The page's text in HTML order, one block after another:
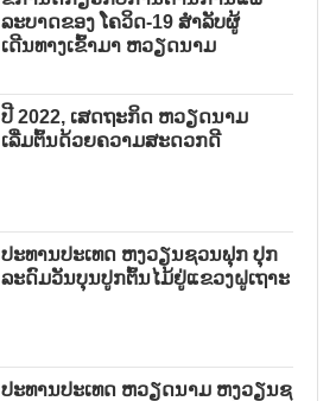
ລະບາດຂອງ ໂຄວິດ-19 ສຳລັບຜູ້
ເດີນທາງເຂົ້າມາ ຫວຽດນາມ
ປີ 2022, ເສດຖະກິດ ຫວຽດນາມ
ເລີ່ມຕົ້ນດ້ວຍຄວາມສະດວກດີ
ປະທານປະເທດ ຫງວຽນຊວນຟຸກ ປຸກ
ລະດົມວັນບຸນປູກຕົ້ນໄມ້ຢູ່ແຂວງຝູເຖາະ
ປະທານປະເທດ ຫວຽດນາມ ຫງວຽນຊ